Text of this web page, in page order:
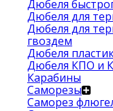
Дюбеля
Дюбеля для
Дюбеля для
гвоздем
Дюбеля
Дюбеля КПО и
Карабины
Саморезы
Саморез